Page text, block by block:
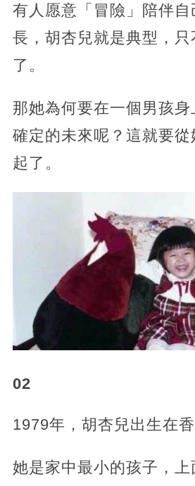
有人愿意「冒險」陪伴自
長，胡杏兒就是典型，只
了。
那她為何要在一個男孩
確定的未來呢？這就要
起了。
02
1979年，胡杏兒出生在香
她是家中最小的孩子，上